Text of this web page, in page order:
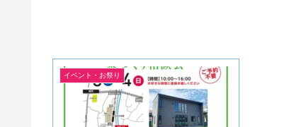
イベント・お祭り